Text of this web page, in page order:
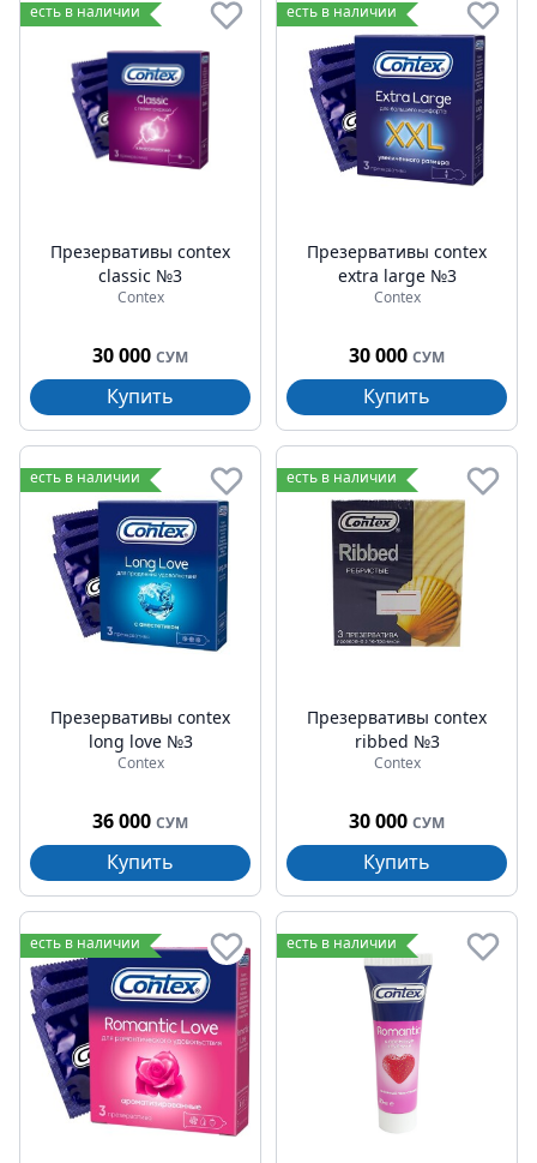
есть в наличии
Презервативы contex
classic №3
Contex
30 000 СУМ
Купить
есть в наличии
Презервативы contex
extra large №3
Contex
30 000 СУМ
Купить
есть в наличии
Презервативы contex
long love №3
Contex
36 000 СУМ
Купить
есть в наличии
Презервативы contex
ribbed №3
Contex
30 000 СУМ
Купить
есть в наличии есть в наличии